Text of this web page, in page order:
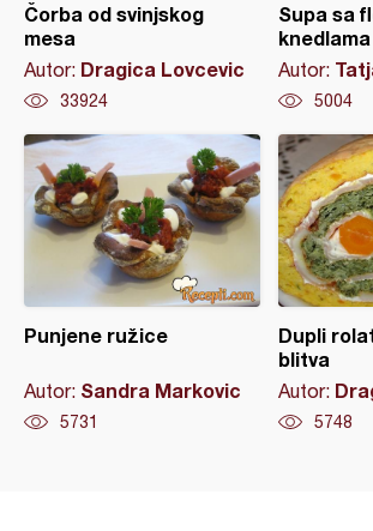
Čorba od svinjskog
mesa
Autor: Dragica Lovcevic
33924
Supa sa
knedlama
Autor:
5004
Punjene ružice
Autor: Sandra Markovic
5731
Dupli
blitva
Autor:
5748